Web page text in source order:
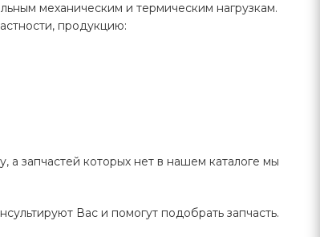
механическим и термическим нагрузкам.
продукцию:
а запчастей которых нет в нашем каталоге мы
Вас и помогут подобрать запчасть.